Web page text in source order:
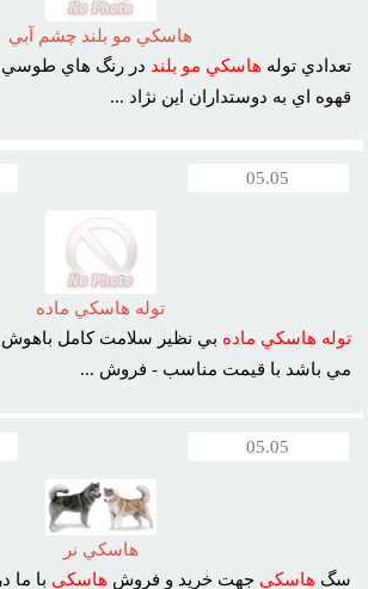
هاسکي مو بلند چشم آبي
تعدادي توله هاسکي مو بلند در رنگ هاي
قهوه اي به دوستداران اين نژاد ...
05.05
توله هاسکي ماده
توله هاسکي ماده بي نظير سلامت کامل باهوش
مي باشد با قيمت مناسب - فروش ...
05.05
هاسکي نر
سگ هاسکي جهت خريد و فروش هاسکي با ما